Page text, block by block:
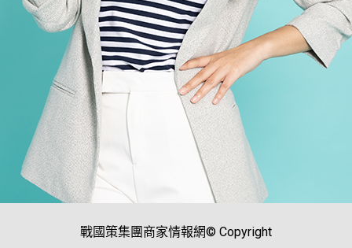
戰國策集團商家情報網© Copyright